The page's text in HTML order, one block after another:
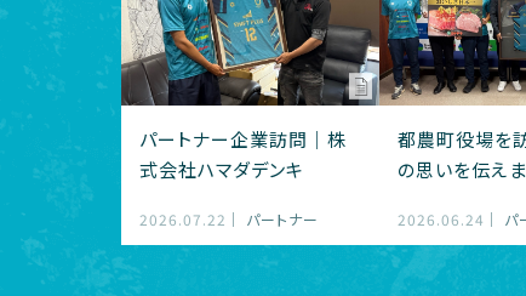
パートナー企業訪問｜株
式会社ハマダデンキ
2026.07.22 パートナー
都農町役場を
の思いを伝え
2026.06.24 パ